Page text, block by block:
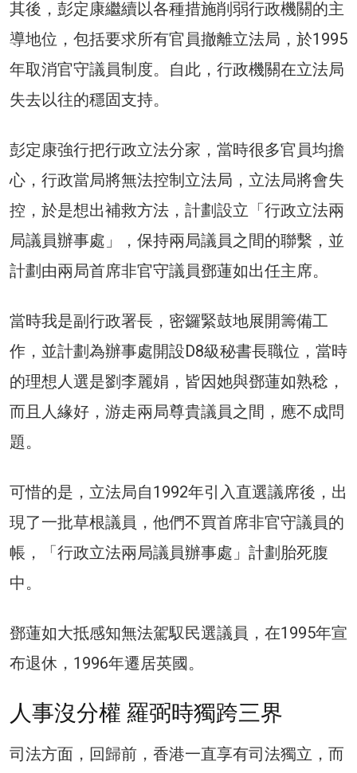
其後，彭定康繼續以各種措施削弱行政機關的主
導地位，包括要求所有官員撤離立法局，於1995
年取消官守議員制度。自此，行政機關在立法局
失去以往的穩固支持。
彭定康強行把行政立法分家，當時很多官員均擔
心，行政當局將無法控制立法局，立法局將會失
控，於是想出補救方法，計劃設立「行政立法兩
局議員辦事處」，保持兩局議員之間的聯繫，並
計劃由兩局首席非官守議員鄧蓮如出任主席。
當時我是副行政署長，密鑼緊鼓地展開籌備工
作，並計劃為辦事處開設D8級秘書長職位，當時
的理想人選是劉李麗娟，皆因她與鄧蓮如熟稔，
而且人緣好，游走兩局尊貴議員之間，應不成問
題。
可惜的是，立法局自1992年引入直選議席後，出
現了一批草根議員，他們不買首席非官守議員的
帳，「行政立法兩局議員辦事處」計劃胎死腹
中。
鄧蓮如大抵感知無法駕馭民選議員，在1995年宣
布退休，1996年遷居英國。
人事沒分權 羅弼時獨跨三界
司法方面，回歸前，香港一直享有司法獨立，而